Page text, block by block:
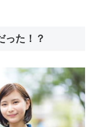
った！？